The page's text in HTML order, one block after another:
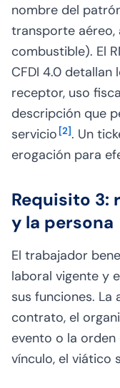
nombre del
transporte aéreo,
combustible). El
CFDI 4.0 detallan
receptor, uso
descripción que
servicio [2]. Un
erogación para
Requisito 3:
y la persona
El trabajador
laboral vigente y
sus funciones.
contrato, el
evento o la orden
vínculo, el viático